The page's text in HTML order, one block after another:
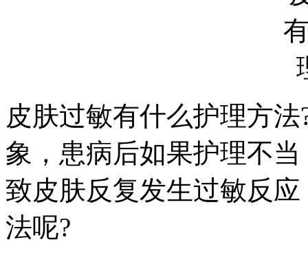
皮肤过敏有什么护理方
象，患病后如果护理不
致皮肤反复发生过敏反
法呢?